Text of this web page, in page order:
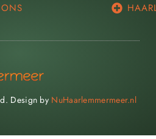
Design by NuHaarlemmermeer.nl